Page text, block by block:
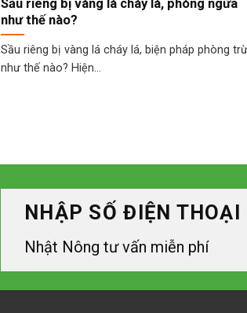
Sầu riêng bị vàng lá cháy lá, phòng ngừa
như thế nào?
Sầu riêng bị vàng lá cháy lá, biện pháp phòng trừ
như thế nào? Hiện...
NHẬP SỐ ĐIỆN THOẠI
Nhật Nông tư vấn miễn phí